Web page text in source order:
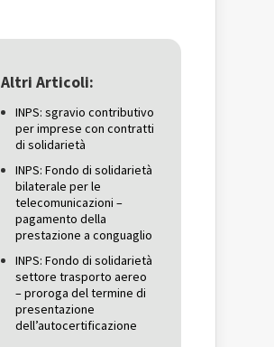
una
nuova
nuova
finestra)
una
nuova
Altri Articoli:
INPS: sgravio contributivo
per imprese con contratti
di solidarietà
INPS: Fondo di solidarietà
bilaterale per le
telecomunicazioni –
pagamento della
prestazione a conguaglio
INPS: Fondo di solidarietà
settore trasporto aereo
– proroga del termine di
presentazione
dell’autocertificazione